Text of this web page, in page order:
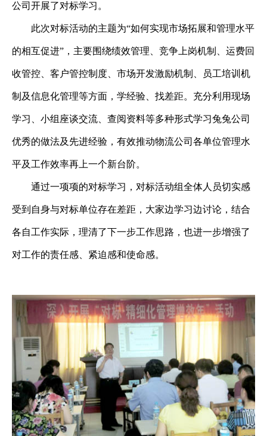
公司开展了对标学习。
此次对标活动的主题为“如何实现市场拓展和管理水平
的相互促进”，主要围绕绩效管理、竞争上岗机制、运费回
收管控、客户管控制度、市场开发激励机制、员工培训机
制及信息化管理等方面，学经验、找差距。充分利用现场
学习、小组座谈交流、查阅资料等多种形式学习兔兔公司
优秀的做法及先进经验，有效推动物流公司各单位管理水
平及工作效率再上一个新台阶。
通过一项项的对标学习，对标活动组全体人员切实感
受到自身与对标单位存在差距，大家边学习边讨论，结合
各自工作实际，理清了下一步工作思路，也进一步增强了
对工作的责任感、紧迫感和使命感。